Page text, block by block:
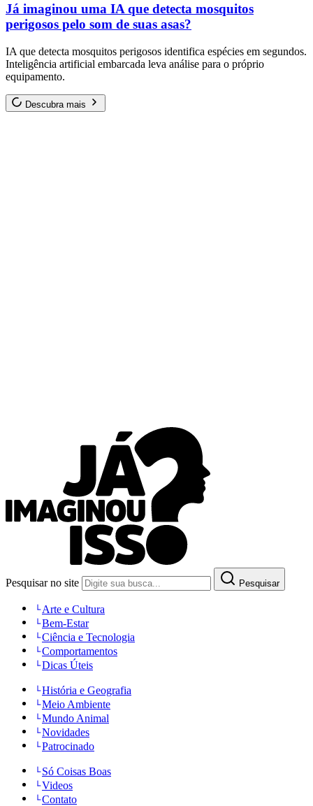
Já imaginou uma IA que detecta mosquitos
perigosos pelo som de suas asas?
IA que detecta mosquitos perigosos identifica espécies em segundos.
Inteligência artificial embarcada leva análise para o próprio
equipamento.
Descubra mais
Pesquisar no site Pesquisar
Arte e Cultura
Bem-Estar
Ciência e Tecnologia
Comportamentos
Dicas Úteis
História e Geografia
Meio Ambiente
Mundo Animal
Novidades
Patrocinado
Só Coisas Boas
Videos
Contato